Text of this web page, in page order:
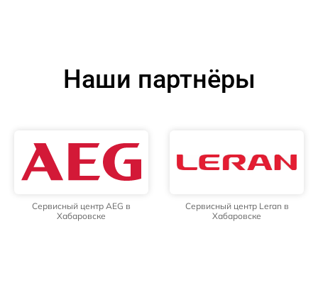
Наши партнёры
Сервисный центр AEG в
Хабаровске
Сервисный центр Leran в
Хабаровске